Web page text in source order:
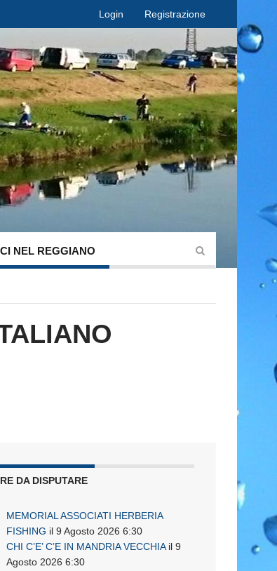
Login Registrazione
NEL REGGIANO
DA DISPUTARE
MEMORIAL ASSOCIATI HERBERIA
FISHING il 9 Agosto 2026 6:30
CHI C’E’ C’E IN MANDRIA VECCHIAil 9
Agosto 2026 6:30